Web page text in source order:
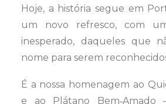
Hoje, a história segue em
um novo refresco, com
inesperado, daqueles que
nome para serem
É a nossa homenagem ao
e ao Plátano